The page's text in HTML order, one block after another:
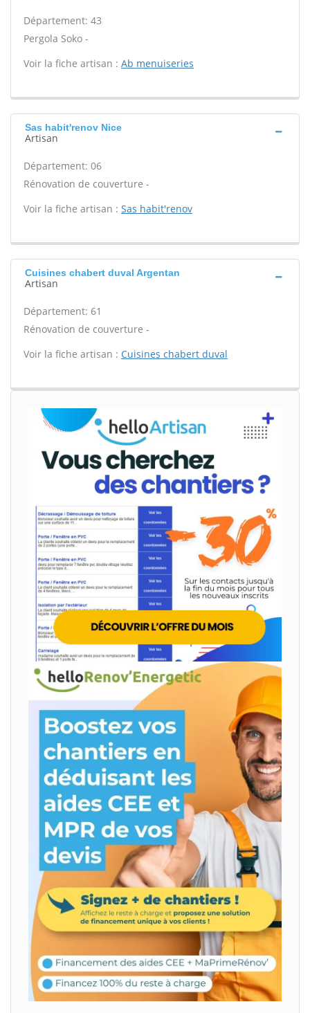
Département: 43
Pergola Soko -
Voir la fiche artisan : Ab menuiseries
Sas habit'renov Nice
Artisan
Département: 06
Rénovation de couverture -
Voir la fiche artisan : Sas habit'renov
Cuisines chabert duval Argentan
Artisan
Département: 61
Rénovation de couverture -
Voir la fiche artisan : Cuisines chabert duval